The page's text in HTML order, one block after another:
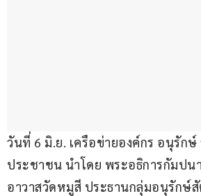
วันที่ 6 มิ.ย. เครือข่ายองค์กร อนุรัก
ประชาชน นำโดย พระอธิการกัมปนา
อาวาสวัดหมูสี ประธานกลุ่มอนุรักษ์สั